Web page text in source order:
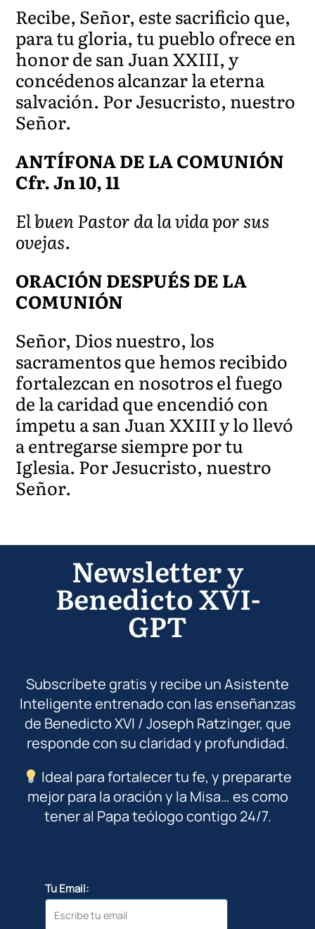
Recibe, Señor, este sacrificio que,
para tu gloria, tu pueblo ofrece en
honor de san Juan XXIII, y
concédenos alcanzar la eterna
salvación. Por Jesucristo, nuestro
Señor.
ANTÍFONA DE LA COMUNIÓN
Cfr. Jn 10, 11
El buen Pastor da la vida por sus
ovejas.
ORACIÓN DESPUÉS DE LA
COMUNIÓN
Señor, Dios nuestro, los
sacramentos que hemos recibido
fortalezcan en nosotros el fuego
de la caridad que encendió con
ímpetu a san Juan XXIII y lo llevó
a entregarse siempre por tu
Iglesia. Por Jesucristo, nuestro
Señor.
Newsletter y
Benedicto XVI-
GPT
Subscríbete gratis y recibe un Asistente
Inteligente entrenado con las enseñanzas
de Benedicto XVI / Joseph Ratzinger, que
responde con su claridad y profundidad.
Ideal para fortalecer tu fe, y prepararte
mejor para la oración y la Misa… es como
tener al Papa teólogo contigo 24/7.
Tu Email: